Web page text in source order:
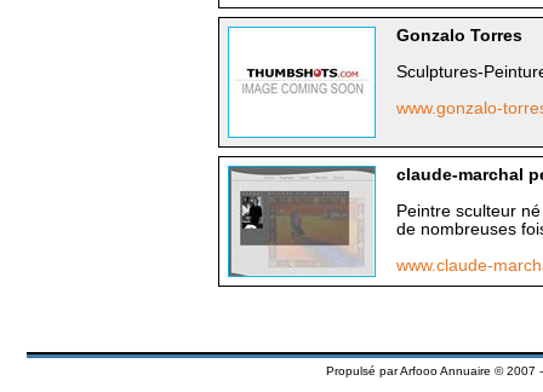
Gonzalo Torres
Sculptures-
www.gonzalo-
claude-marchal
Peintre sculteur
de nombreuses
www.claude-
Propulsé parArfooo Annuaire © 2007